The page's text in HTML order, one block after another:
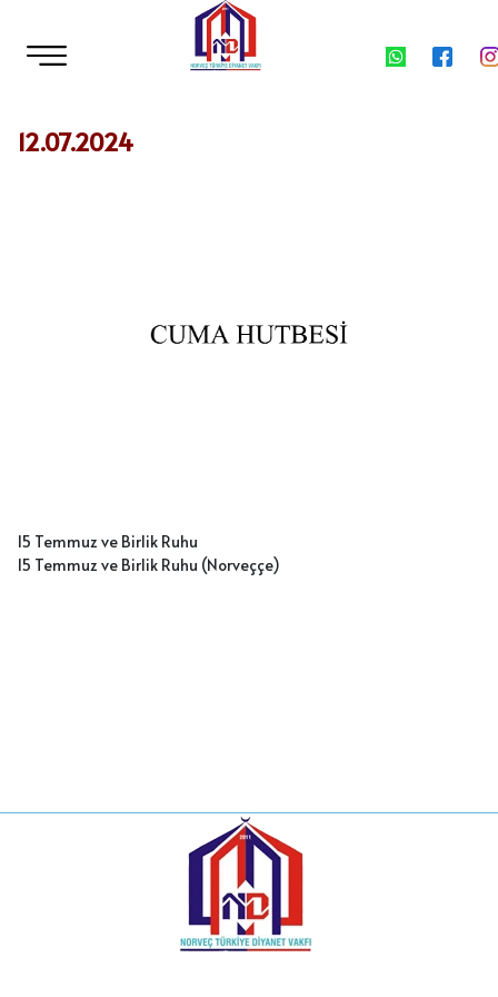
12.07.2024
15 Temmuz ve Birlik Ruhu
15 Temmuz ve Birlik Ruhu (Norveççe)